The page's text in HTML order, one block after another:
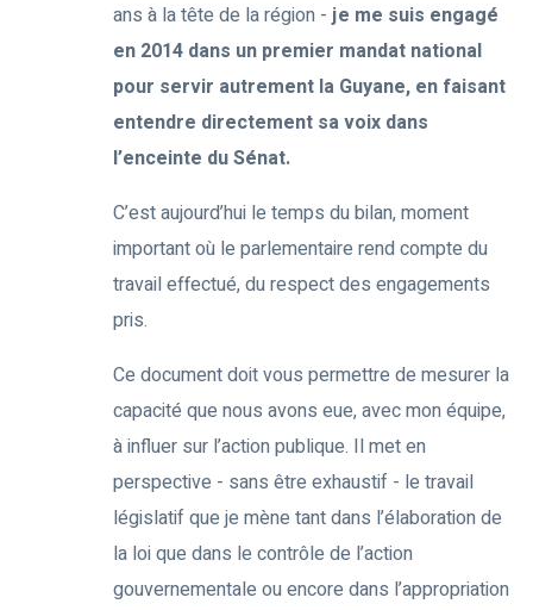
ans à la tête de la région -je me suis engagé
en 2014 dans un premier mandat national
pour servir autrement la Guyane, en faisant
entendre directement sa voix dans
l’enceinte du Sénat.
C’est aujourd’hui le temps du bilan, moment
important où le parlementaire rend compte du
travail effectué, du respect des engagements
pris.
Ce document doit vous permettre de mesurer la
capacité que nous avons eue, avec mon équipe,
à influer sur l’action publique. Il met en
perspective - sans être exhaustif - le travail
législatif que je mène tant dans l’élaboration de
la loi que dans le contrôle de l’action
gouvernementale ou encore dans l’appropriation